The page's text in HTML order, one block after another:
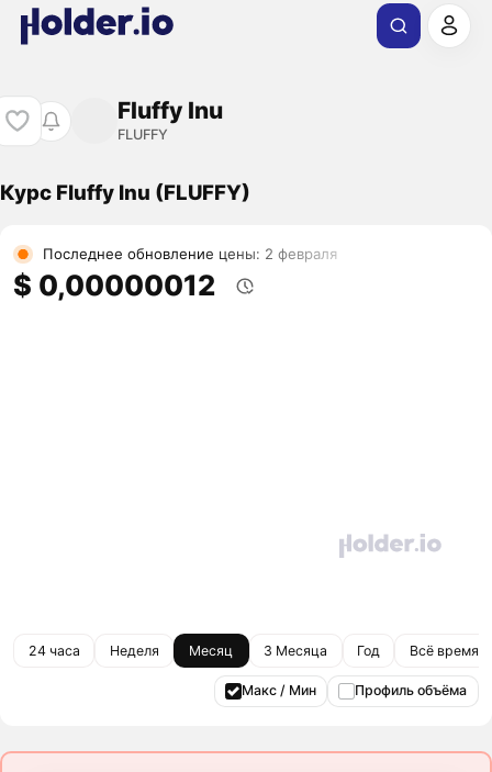
Fluffy Inu
FLUFFY
Курс Fluffy Inu (FLUFFY)
Последнее обновление цены: 2 февраля
$ 0,00000012
24 часа Неделя Месяц 3 Месяца Год Всё время
Макс / Мин Профиль объёма